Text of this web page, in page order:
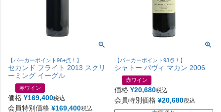
【パーカーポイント96+点！】
セカンド フライト 2013 スクリ
ーミング イーグル
赤ワイン
価格 ¥169,400税込
会員特別価格 ¥169,400税込
【パーカーポイント93点！】
シャトー パヴィ マカン 2006
赤ワイン
価格 ¥20,680税込
会員特別価格 ¥20,680税込